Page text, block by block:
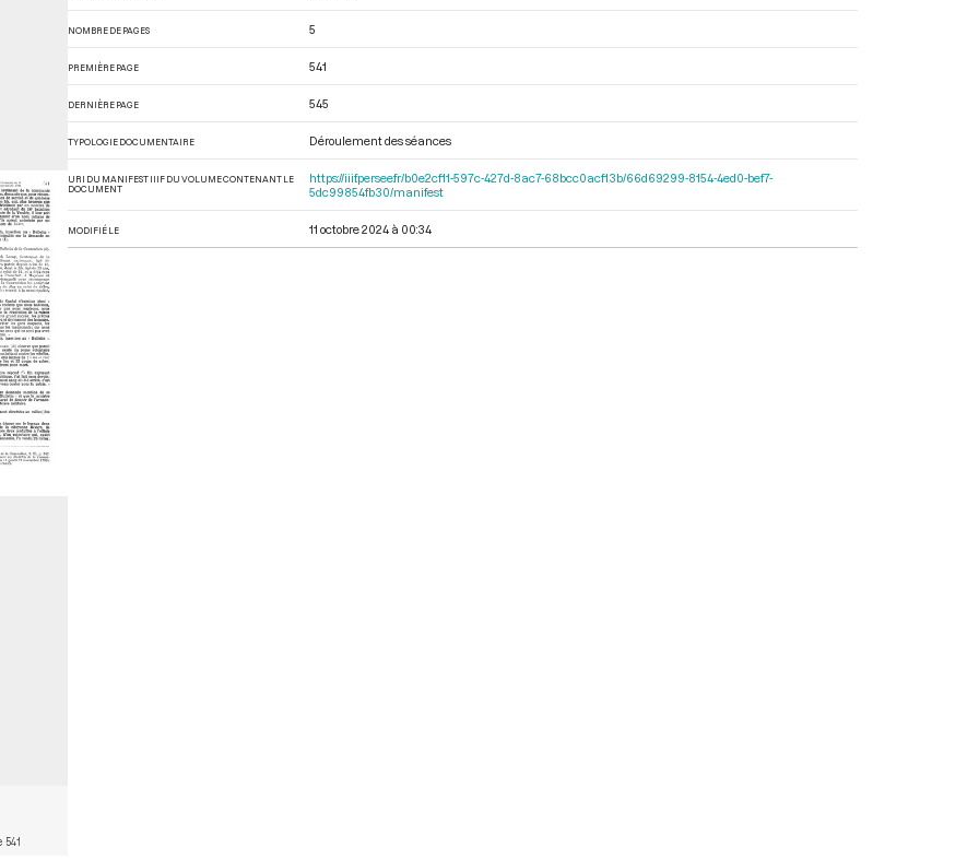
541
NOMBRE DE PAGES 5
PREMIÈRE PAGE 541
DERNIÈRE PAGE 545
TYPOLOGIE DOCUMENTAIRE Déroulement des séances
URI DU MANIFEST IIIF DU VOLUME CONTENANT LE
DOCUMENT
https://iiif.persee.fr/b0e2cf11-597c-427d-8ac7-68bcc0acf13b/66d69299-8154-4ed0-bef7-
5dc99854fb30/manifest
MODIFIÉ LE 11 octobre 2024 à 00:34